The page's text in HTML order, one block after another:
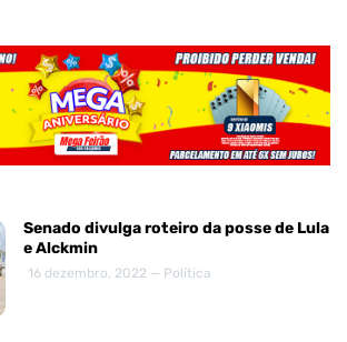
Senado divulga roteiro da posse de Lula
e Alckmin
16 dezembro, 2022 — Política